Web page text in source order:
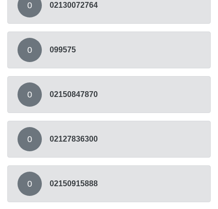
0 02130072764
0 099575
0 02150847870
0 02127836300
0 02150915888